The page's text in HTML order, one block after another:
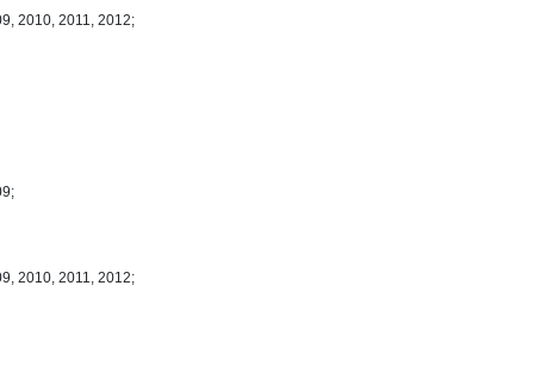
2010, 2011, 2012;
2010, 2011, 2012;